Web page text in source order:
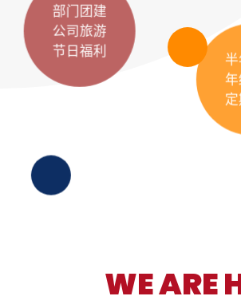
部门团建
公司旅游
节日福利
WE ARE